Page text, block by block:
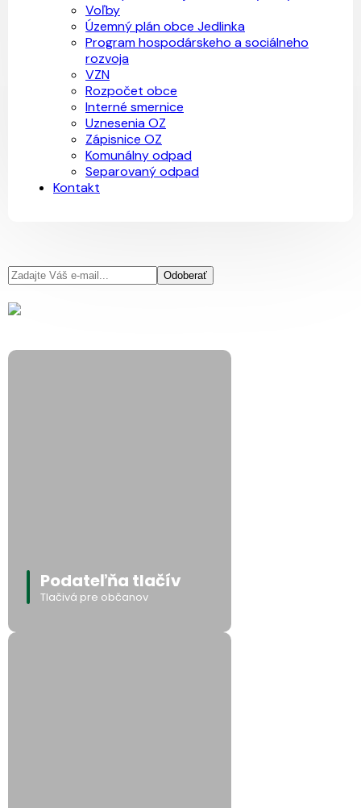
Voľby
Územný plán obce Jedlinka
Program hospodárskeho a sociálneho
rozvoja
VZN
Rozpočet obce
Interné smernice
Uznesenia OZ
Zápisnice OZ
Komunálny odpad
Separovaný odpad
Kontakt
Odoberať
Podateľňa tlačív
Tlačivá pre občanov